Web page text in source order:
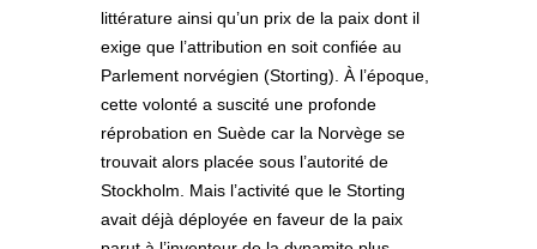
littérature ainsi qu’un prix de la paix dont il
exige que l’attribution en soit confiée au
Parlement norvégien (Storting). À l’époque,
cette volonté a suscité une profonde
réprobation en Suède car la Norvège se
trouvait alors placée sous l’autorité de
Stockholm. Mais l’activité que le Storting
avait déjà déployée en faveur de la paix